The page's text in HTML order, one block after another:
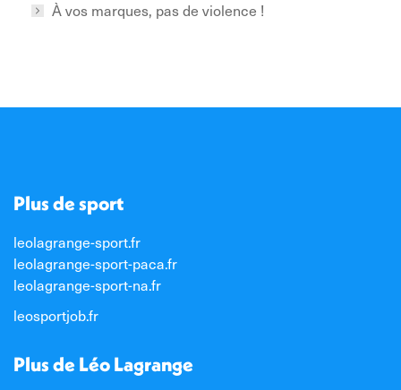
À vos marques, pas de violence !
Plus de sport
leolagrange-sport.fr
leolagrange-sport-paca.fr
leolagrange-sport-na.fr
leosportjob.fr
Plus de Léo Lagrange